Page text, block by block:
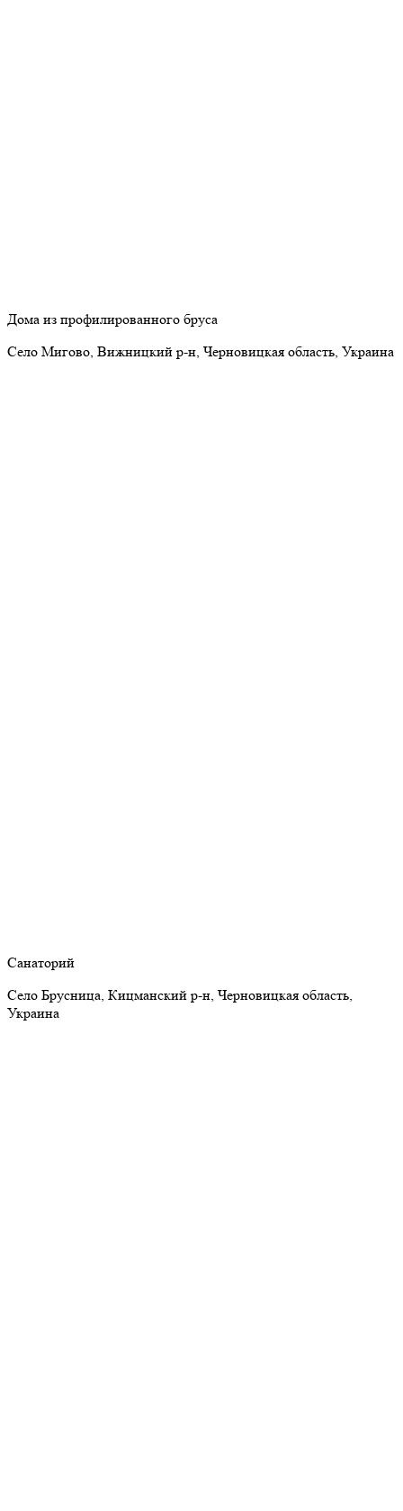
Дома из профилированного бруса
Село Мигово, Вижницкий р-н, Черновицкая область, Украина
Санаторий
Село Брусница, Кицманский р-н, Черновицкая область,
Украина